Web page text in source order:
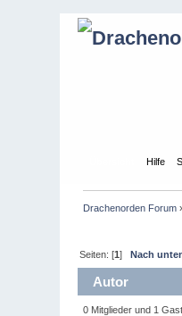
Hilfe
Drachenorden Forum
Seiten: [1]Nach
Autor
0 Mitglieder und 1